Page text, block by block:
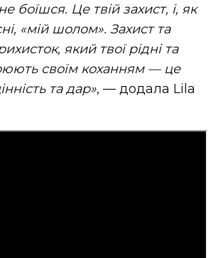
боїшся. Це твій захист, і, як
«мій шолом». Захист та
який твої рідні та
своїм коханням — це
та дар», — додала Lila